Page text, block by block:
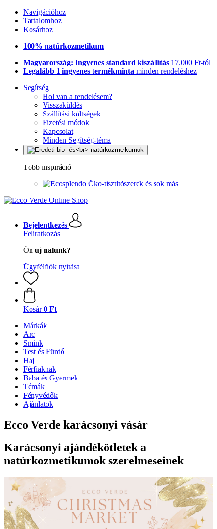
Navigációhoz
Tartalomhoz
Kosárhoz
100% natúrkozmetikum
Magyarország: Ingyenes standard kiszállítás 17.000 Ft-tól
Legalább 1 ingyenes termékminta minden rendeléshez
Segítség
Hol van a rendelésem?
Visszaküldés
Szállítási költségek
Fizetési módok
Kapcsolat
Minden Segítség-téma
Több inspiráció
Öko-tisztítószerek és sok más
Bejelentkezés
Feliratkozás
Ön új nálunk?
Ügyfélfiók nyitása
Kosár 0 Ft
Márkák
Arc
Smink
Test és Fürdő
Haj
Férfiaknak
Baba és Gyermek
Témák
Fényvédők
Ajánlatok
Ecco Verde karácsonyi vásár
Karácsonyi ajándékötletek a
natúrkozmetikumok szerelmeseinek